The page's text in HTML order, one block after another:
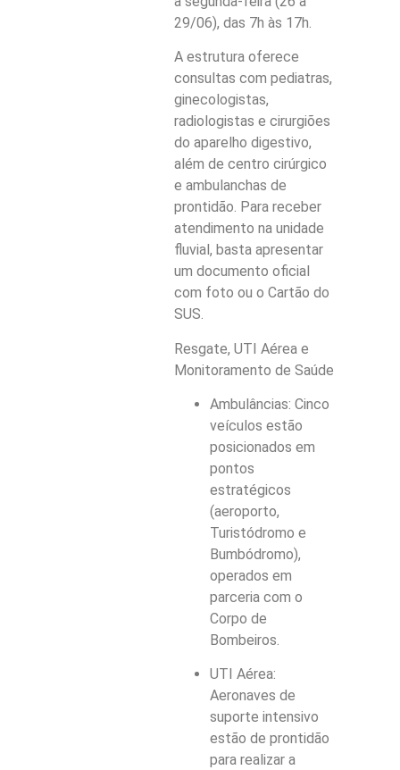
29/06), das 7h às 17h.
A estrutura oferece
consultas com pediatras,
ginecologistas,
radiologistas e cirurgiões
do aparelho digestivo,
além de centro cirúrgico
e ambulanchas de
prontidão. Para receber
atendimento na unidade
fluvial, basta apresentar
um documento oficial
com foto ou o Cartão do
SUS.
Resgate, UTI Aérea e
Monitoramento de Saúde
Ambulâncias: Cinco
veículos estão
posicionados em
pontos
estratégicos
(aeroporto,
Turistódromo e
Bumbódromo),
operados em
parceria com o
Corpo de
Bombeiros.
UTI Aérea:
Aeronaves de
suporte intensivo
estão de prontidão
para realizar a